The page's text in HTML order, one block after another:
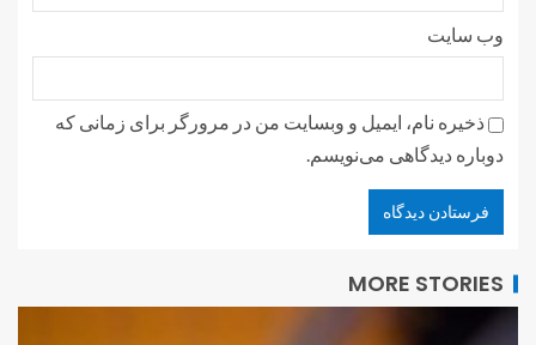
وب‌ سایت
ذخیره نام، ایمیل و وبسایت من در مرورگر برای زمانی که
دوباره دیدگاهی می‌نویسم.
MORE STORIES